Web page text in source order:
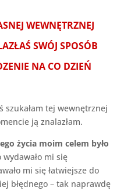
WEWNĘTRZNEJ
SWÓJ SPOSÓB
NA CO DZIEŃ
szukałam tej wewnętrznej
ją znalazłam.
życia moim celem było
wydawało mi się
mi się łatwiejsze do
błędnego – tak naprawdę